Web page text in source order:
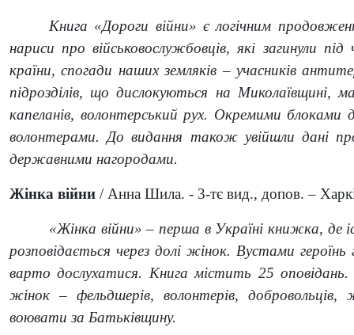
Книга «Дороги війни» є логічним
нариси про військовослужбовців, які загинули
країни, спогади наших земляків – учасників
підрозділів, що дислокуються на Миколаївщині,
капеланів, волонтерський рух. Окремими
волонтерами. До видання також увійшли дані
державними нагородами.
Жінка війни / Анна Шила. - 3-тє вид., допов. –
«Жінка війни» – перша в Україні книжка, де
розповідається через долі жінок. Вустами
варто дослухатися. Книга містить 25 оповідань.
жінок – фельдшерів, волонтерів, добровольців,
воювати за Батьківщину.